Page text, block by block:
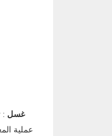
غسل :
عملية